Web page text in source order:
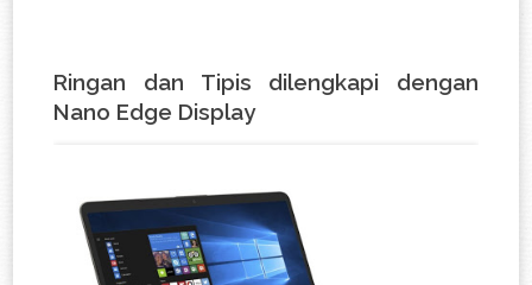
Ringan dan Tipis dilengkapi dengan
Nano Edge Display